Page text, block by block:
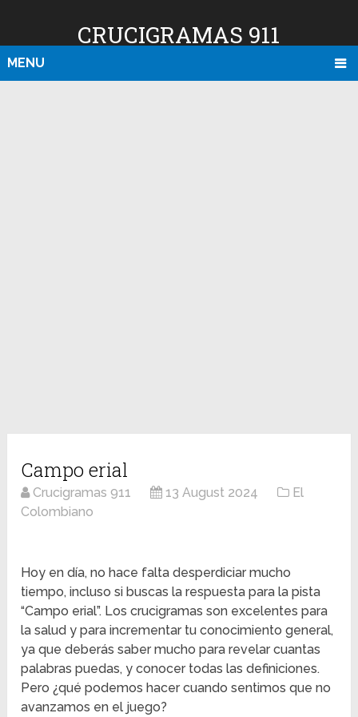
CRUCIGRAMAS 911
MENU
Campo erial
Crucigramas 911 13 August 2024
El
Colombiano
Hoy en día, no hace falta desperdiciar mucho
tiempo, incluso si buscas la respuesta para la pista
“Campo erial”. Los crucigramas son excelentes para
la salud y para incrementar tu conocimiento general,
ya que deberás saber mucho para revelar cuantas
palabras puedas, y conocer todas las definiciones.
Pero ¿qué podemos hacer cuando sentimos que no
avanzamos en el juego?